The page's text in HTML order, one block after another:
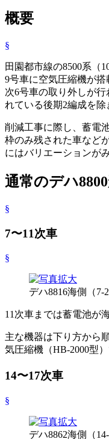
概要
§
田園都市線の8500系（
9号車に空気圧縮機が
次6号車の取り外しが
れている後期2編成を除
削減工事に際し、蓄電
枠のみ残された車など
にはバリエーションが
通常のデハ
§
7〜11次車
§
デハ8816海側（7-2
11次車までは蓄電池が
主な機器は下り方から
気圧縮機（HB-2000型）
14〜17次車
§
デハ8862海側（14-